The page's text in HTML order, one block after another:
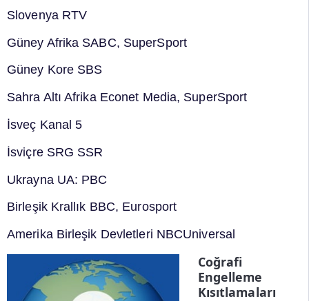
Slovenya RTV
Güney Afrika SABC, SuperSport
Güney Kore SBS
Sahra Altı Afrika Econet Media, SuperSport
İsveç Kanal 5
İsviçre SRG SSR
Ukrayna UA: PBC
Birleşik Krallık BBC, Eurosport
Amerika Birleşik Devletleri NBCUniversal
Coğrafi
Engelleme
Kısıtlamaları